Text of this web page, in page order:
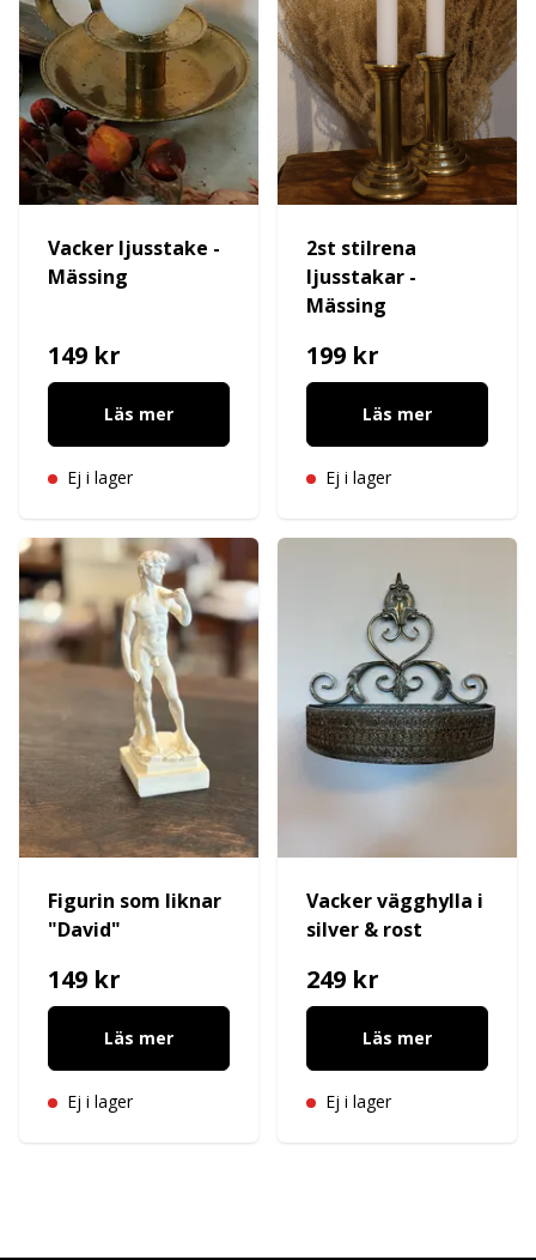
Vacker ljusstake -
Mässing
149 kr
Läs mer
Ej i lager
2st stilrena
ljusstakar -
Mässing
199 kr
Läs mer
Ej i lager
Figurin som liknar
"David"
149 kr
Läs mer
Ej i lager
Vacker vägghylla i
silver & rost
249 kr
Läs mer
Ej i lager